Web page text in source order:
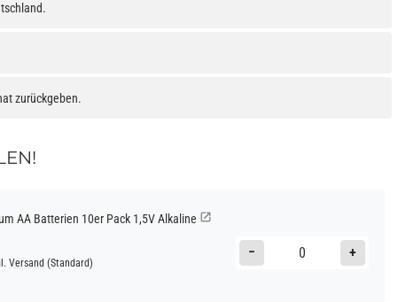
zurückgeben.
AA Batterien 10er Pack 1,5V Alkaline
Versand (Standard)
− +